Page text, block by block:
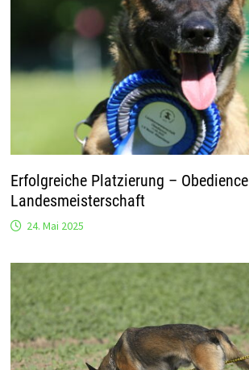
Erfolgreiche Platzierung – Obedience
Landesmeisterschaft
24. Mai 2025